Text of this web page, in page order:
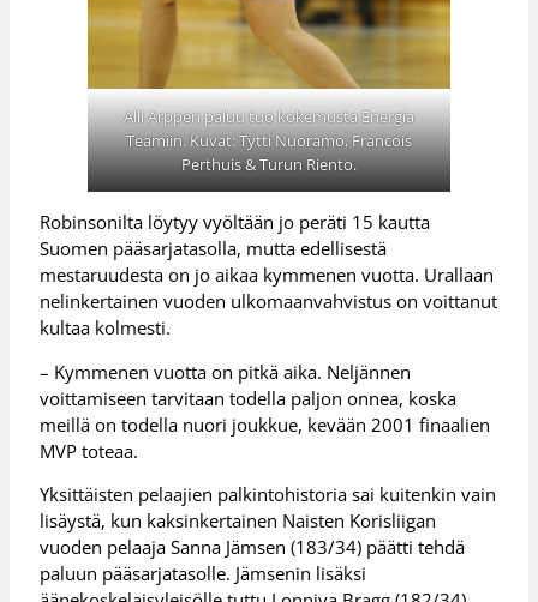
Alli Arppen paluu tuo kokemusta Energia
Teamiin. Kuvat: Tytti Nuoramo, Francois
Perthuis & Turun Riento.
Robinsonilta löytyy vyöltään jo peräti 15 kautta
Suomen pääsarjatasolla, mutta edellisestä
mestaruudesta on jo aikaa kymmenen vuotta. Urallaan
nelinkertainen vuoden ulkomaanvahvistus on voittanut
kultaa kolmesti.
– Kymmenen vuotta on pitkä aika. Neljännen
voittamiseen tarvitaan todella paljon onnea, koska
meillä on todella nuori joukkue, kevään 2001 finaalien
MVP toteaa.
Yksittäisten pelaajien palkintohistoria sai kuitenkin vain
lisäystä, kun kaksinkertainen Naisten Korisliigan
vuoden pelaaja Sanna Jämsen (183/34) päätti tehdä
paluun pääsarjatasolle. Jämsenin lisäksi